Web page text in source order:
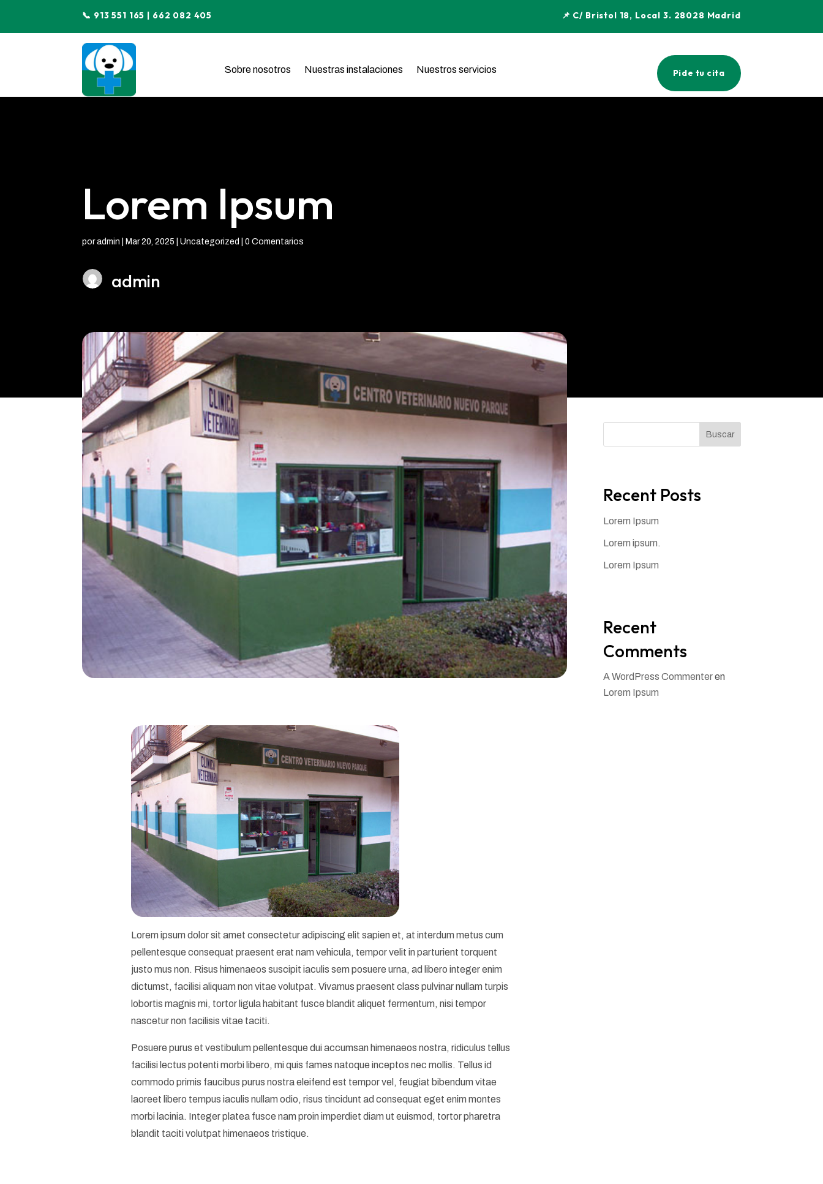
📞 913 551 165 | 662 082 405 📌 C/ Bristol 18, Local 3. 28028 Madrid
Sobre nosotros Nuestras instalaciones Nuestros servicios Pide tu cita
Lorem Ipsum
poradmin Mar 20, 2025 |Uncategorized |0 Comentarios
admin
Lorem ipsum dolor sit amet consectetur adipiscing elit sapien et, at interdum metus cum
pellentesque consequat praesent erat nam vehicula, tempor velit in parturient torquent
justo mus non. Risus himenaeos suscipit iaculis sem posuere urna, ad libero integer enim
dictumst, facilisi aliquam non vitae volutpat. Vivamus praesent class pulvinar nullam turpis
lobortis magnis mi, tortor ligula habitant fusce blandit aliquet fermentum, nisi tempor
nascetur non facilisis vitae taciti.
Posuere purus et vestibulum pellentesque dui accumsan himenaeos nostra, ridiculus tellus
facilisi lectus potenti morbi libero, mi quis fames natoque inceptos nec mollis. Tellus id
commodo primis faucibus purus nostra eleifend est tempor vel, feugiat bibendum vitae
laoreet libero tempus iaculis nullam odio, risus tincidunt ad consequat eget enim montes
morbi lacinia. Integer platea fusce nam proin imperdiet diam ut euismod, tortor pharetra
blandit taciti volutpat himenaeos tristique.
Buscar
Recent Posts
Lorem Ipsum
Lorem ipsum.
Lorem Ipsum
Recent
Comments
A WordPress Commenteren
Lorem Ipsum